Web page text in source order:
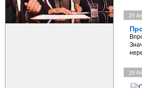
29
29